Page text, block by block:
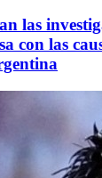
las
con las